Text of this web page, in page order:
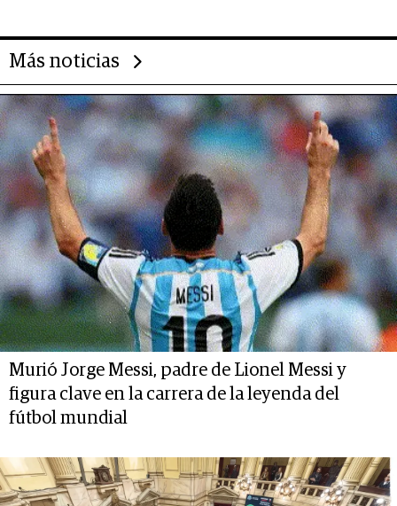
Más noticias
Murió Jorge Messi, padre de Lionel Messi y
figura clave en la carrera de la leyenda del
fútbol mundial